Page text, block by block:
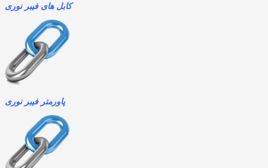
کابل های فیبر نوری
پاورمتر فیبر نوری